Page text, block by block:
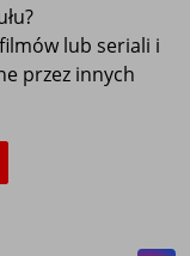
lub seriali i
przez innych